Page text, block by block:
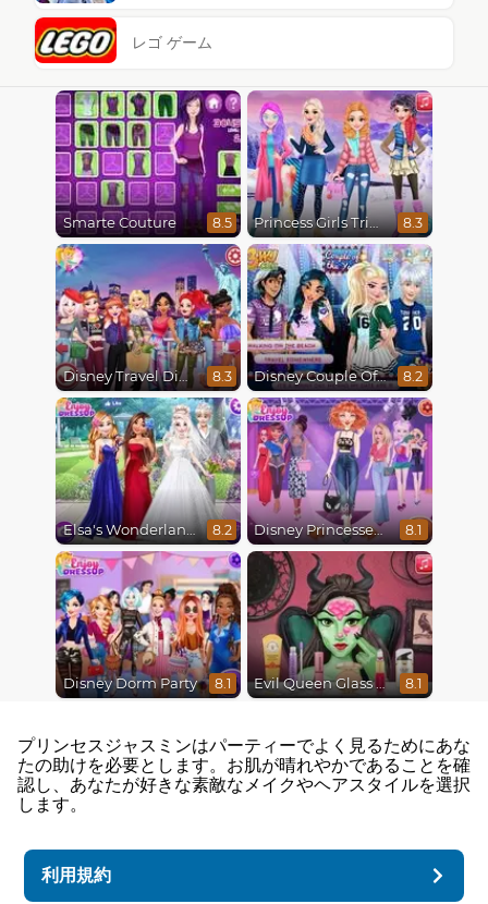
レゴ ゲーム
Smarte Couture 8.5 Princess Girls Trip To Aspen 8.3
Disney Travel Diaries: City Break 8.3 Disney Couple Of The Year 8.2
Elsa's Wonderland Wedding 8.2 Disney Princesses Runway Show 8.1
Disney Dorm Party 8.1 Evil Queen Glass Skin Routine #Influencer 8.1
プリンセスジャスミンはパーティーでよく見るためにあな
たの助けを必要とします。お肌が晴れやかであることを確
認し、あなたが好きな素敵なメイクやヘアスタイルを選択
します。
利用規約